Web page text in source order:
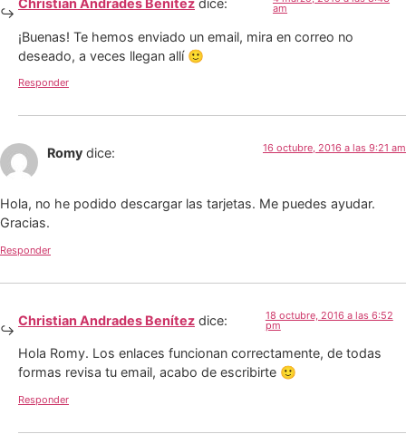
Christian Andrades Benítez dice: am
¡Buenas! Te hemos enviado un email, mira en correo no
deseado, a veces llegan allí 🙂
Responder
Romy dice: 16 octubre, 2016 a las 9:21 am
Hola, no he podido descargar las tarjetas. Me puedes ayudar.
Gracias.
Responder
Christian Andrades Benítez dice: 18 octubre, 2016 a las 6:52
pm
Hola Romy. Los enlaces funcionan correctamente, de todas
formas revisa tu email, acabo de escribirte 🙂
Responder